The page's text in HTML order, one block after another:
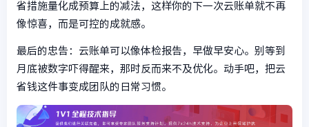
省措施量化成预算上的减法，这样你的下一次云账单就不再
像惊喜，而是可控的成就感。
最后的忠告：云账单可以像体检报告，早做早安心。别等到
月底被数字吓得醒来，那时反而来不及优化。动手吧，把云
省钱这件事变成团队的日常习惯。